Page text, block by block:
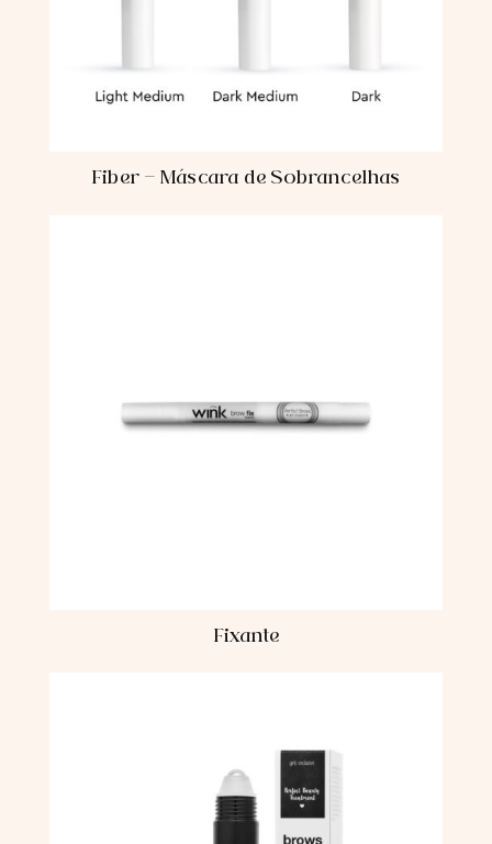
Fiber - Máscara de Sobrancelhas
Fixante